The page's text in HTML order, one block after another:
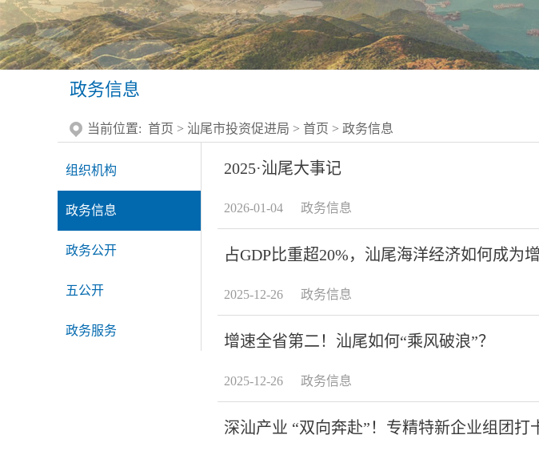
政务信息
当前位置: 首页 > 汕尾市投资促进局 > 首页 > 政务信息
2025·汕尾大事记
2026-01-04 政务信息
占GDP比重超20%，汕尾海洋经济如何成为
2025-12-26 政务信息
增速全省第二！汕尾如何“乘风破浪”？
2025-12-26 政务信息
深汕产业 “双向奔赴”！专精特新企业组团打
组织机构
政务信息
政务公开
五公开
政务服务